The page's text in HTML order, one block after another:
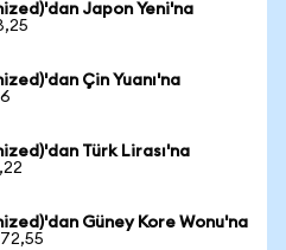
Japon Yeni'na
Çin Yuanı'na
Türk Lirası'na
Güney Kore Wonu'na